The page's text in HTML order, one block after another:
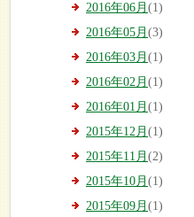
2016年06月 (1)
2016年05月 (3)
2016年03月 (1)
2016年02月 (1)
2016年01月 (1)
2015年12月 (1)
2015年11月 (2)
2015年10月 (1)
2015年09月 (1)